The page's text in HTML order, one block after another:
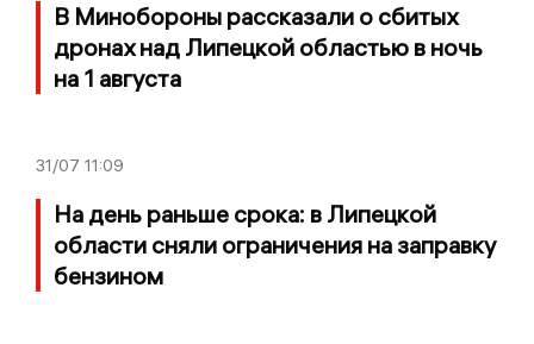
В Минобороны рассказали о сбитых
дронах над Липецкой областью в ночь
на 1 августа
31/07 11:09
На день раньше срока: в Липецкой
области сняли ограничения на заправку
бензином